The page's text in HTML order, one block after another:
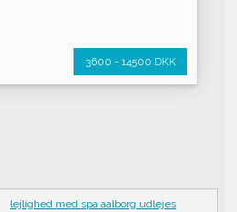
3600 - 14500 DKK
lejlighed med spa aalborg udlejes